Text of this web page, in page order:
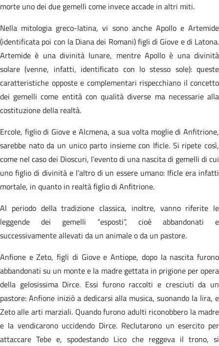
morte uno dei due gemelli come invece accade in altri miti.
Nella mitologia greco-latina, vi sono anche Apollo e Artemide
(identificata poi con la Diana dei Romani) figli di Giove e di Latona.
Artemide è una divinità lunare, mentre Apollo è una divinità
solare (venne, infatti, identificato con lo stesso sole): queste
caratteristiche opposte e complementari rispecchiano il concetto
dei gemelli come entità con qualità diverse ma necessarie alla
costituzione della realtà.
Ercole, figlio di Giove e Alcmena, a sua volta moglie di Anfitrione,
sarebbe nato da un unico parto insieme con Ificle. Si ripete così,
come nel caso dei Dioscuri, l’evento di una nascita di gemelli di cui
uno figlio di divinità e l’altro di un essere umano: Ificle era infatti
mortale, in quanto in realtà figlio di Anfitrione.
Al periodo della tradizione classica, inoltre, vanno riferite le
leggende dei gemelli “esposti”, cioè abbandonati e
successivamente allevati da un animale o da un pastore.
Anfione e Zeto, figli di Giove e Antiope, dopo la nascita furono
abbandonati su un monte e la madre gettata in prigione per opera
della gelosissima Dirce. Essi furono raccolti e cresciuti da un
pastore: Anfione iniziò a dedicarsi alla musica, suonando la lira, e
Zeto alle arti marziali. Quando furono adulti riconobbero la madre
e la vendicarono uccidendo Dirce. Reclutarono un esercito per
attaccare Tebe e, spodestando Lico che reggeva il trono, si